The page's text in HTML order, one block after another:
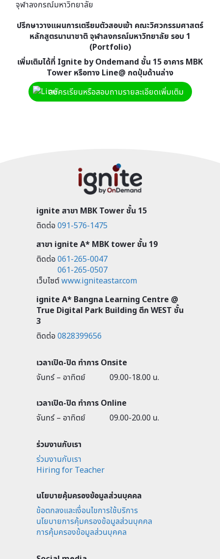
ปรึกษาวางแผนการเตรียมตัวสอบเข้า คณะวิศวกรรมศาสตร์
หลักสูตรนานาชาติ จุฬาลงกรณ์มหาวิทยาลัย รอบ 1
(Portfolio)
เพิ่มเติมได้ที่ Ignite by Ondemand ชั้น 15 อาคาร MBK
Tower หรือทาง Line@ กดปุ่มด้านล่าง
สมัครเรียนหรือสอบถามรายละเอียดเพิ่มเติม
ignite สาขา MBK Tower ชั้น 15
ติดต่อ091-576-1475
สาขา ignite A* MBK tower ชั้น 19
ติดต่อ061-265-0047
061-265-0507
เว็บไซต์www.igniteastar.com
ignite A* Bangna Learning Centre @
True Digital Park Building ตึก WEST ชั้น
3
ติดต่อ0828399656
เวลาเปิด-ปิด ทำการ Onsite
จันทร์ – อาทิตย์
09.00-18.00 น.
เวลาเปิด-ปิด ทำการ Online
จันทร์ – อาทิตย์
09.00-20.00 น.
ร่วมงานกับเรา
ร่วมงานกับเรา
Hiring for Teacher
นโยบายคุ้มครองข้อมูลส่วนบุคคล
ข้อตกลงและเงื่อนไขการใช้บริการ
นโยบายการคุ้มครองข้อมูลส่วนบุคคล
การคุ้มครองข้อมูลส่วนบุคคล